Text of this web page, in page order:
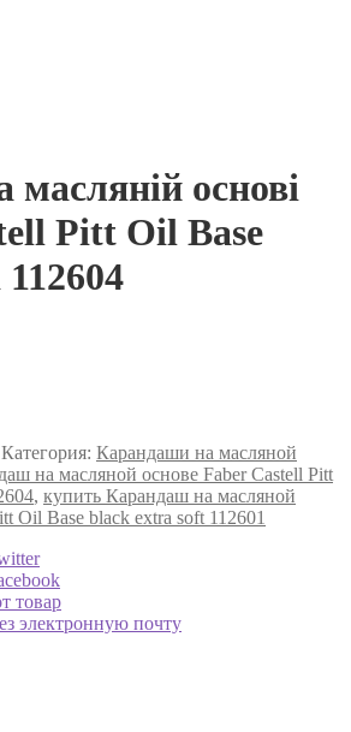
масляній основі
Pitt Oil Base
Категория: Карандаши на масляной
на масляной основе Faber Castell Pitt
, купить Карандаш на масляной
Oil Base black extra soft 112601
товар
электронную почту